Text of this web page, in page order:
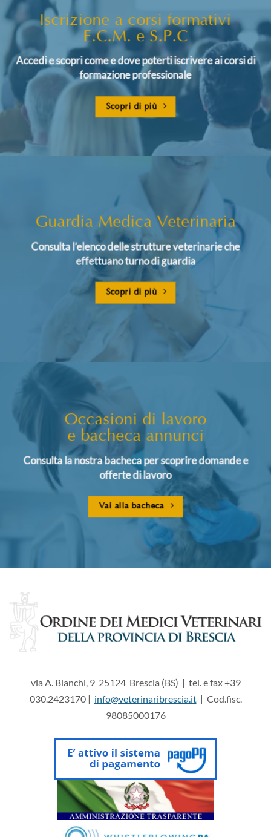
Iscrizione a corsi formativi
E.C.M. e S.P.C
Accedi e scopri come e dove poterti iscrivere ai corsi di
formazione professionale
Scopri di più
Guardia Medica Veterinaria
Consulta l’elenco delle strutture veterinarie che
effettuano turno di guardia
Scopri di più
Occasioni di lavoro
e bacheca annunci
Consulta la nostra bacheca per scoprire domande e
offerte di lavoro
Vai alla bacheca
via A. Bianchi, 9 25124 Brescia (BS) | tel. e fax +39
030.2423170 | info@veterinaribrescia.it| Cod.fisc.
98085000176